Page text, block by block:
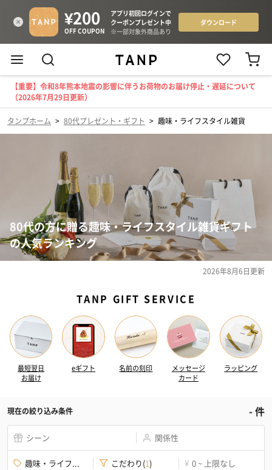
【重要】令和8年熊本地震の影響に伴うお荷物のお届け停止・遅延について
（2026年7月29日更新）
タンプホーム > 80代プレゼント・ギフト > 趣味・ライフスタイル雑貨
80代の方に贈る趣味・ライフスタイル雑貨ギフト
の人気ランキング
2026年8月6日更新
TANP GIFT SERVICE
最短翌日
お届け
eギフト 名前の刻印
メッセージ
カード
ラッピング
現在の絞り込み条件 -件
シーン 関係性
趣味・ライフ... こだわり(1) ¥ 0 ~ 上限なし